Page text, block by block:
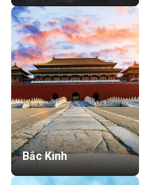
Bắc Kinh